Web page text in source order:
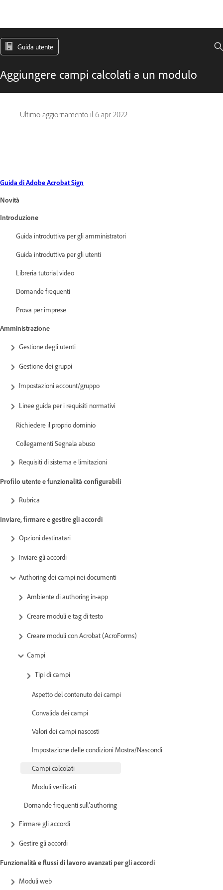
Guida utente
Aggiungere campi calcolati a un modulo
Ultimo aggiornamento il 6 apr 2022
Guida di Adobe Acrobat Sign
Novità
Introduzione
Guida introduttiva per gli amministratori
Guida introduttiva per gli utenti
Libreria tutorial video
Domande frequenti
Prova per imprese
Amministrazione
Gestione degli utenti
Gestione dei gruppi
Impostazioni account/gruppo
Linee guida per i requisiti normativi
Richiedere il proprio dominio
Collegamenti Segnala abuso
Requisiti di sistema e limitazioni
Profilo utente e funzionalità configurabili
Rubrica
Inviare, firmare e gestire gli accordi
Opzioni destinatari
Inviare gli accordi
Authoring dei campi nei documenti
Ambiente di authoring in-app
Creare moduli e tag di testo
Creare moduli con Acrobat (AcroForms)
Campi
Tipi di campi
Aspetto del contenuto dei campi
Convalida dei campi
Valori dei campi nascosti
Impostazione delle condizioni Mostra/Nascondi
Campi calcolati
Moduli verificati
Domande frequenti sull’authoring
Firmare gli accordi
Gestire gli accordi
Funzionalità e flussi di lavoro avanzati per gli accordi
Moduli web